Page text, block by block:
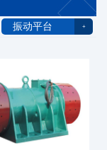
振动平台